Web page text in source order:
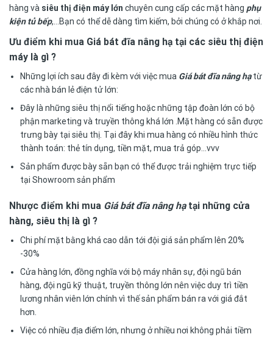
hàng và siêu thị điện máy lớn chuyên cung cấp các mặt hàng phụ
kiện tủ bếp,…Bạn có thể dễ dàng tìm kiếm, bởi chúng có ở khắp nơi.
Ưu điểm khi mua Giá bát đĩa nâng hạ tại các siêu thị điện
máy là gì ?
Những lợi ích sau đây đi kèm với việc mua Giá bát đĩa nâng hạtừ
các nhà bán lẻ điện tử lớn:
Đây là những siêu thị nổi tiếng hoặc những tập đoàn lớn có bộ
phận marketing và truyền thông khá lớn .Mặt hàng có sẵn được
trưng bày tại siêu thị. Tại đây khi mua hàng có nhiều hình thức
thành toán: thẻ tín dụng, tiền mặt, mua trả góp…vvv
Sản phẩm được bày sẵn bạn có thể được trải nghiệm trực tiếp
tại Showroom sản phẩm
Nhược điểm khi mua Giá bát đĩa nâng hạtại những cửa
hàng, siêu thị là gì ?
Chi phí mặt bằng khá cao dẫn tới đội giá sản phẩm lên 20%
-30%
Cửa hàng lớn, đồng nghĩa với bộ máy nhân sự, đội ngũ bán
hàng, đội ngũ kỹ thuật, truyền thông lớn nên việc duy trì tiền
lương nhân viên lớn chính vì thế sản phẩm bán ra với giá đắt
hơn.
Việc có nhiều địa điểm lớn, nhưng ở nhiều nơi không phải tiềm